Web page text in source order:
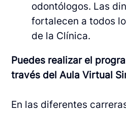
odontólogos. Las
fortalecen a todos
de la Clínica.
Puedes realizar el
través del Aula Virtual
En las diferentes